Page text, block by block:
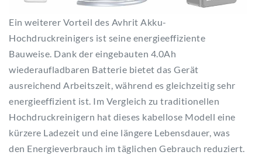
Ein weiterer Vorteil des Avhrit Akku-
Hochdruckreinigers ist seine energieeffiziente
Bauweise. Dank der eingebauten 4.0Ah
wiederaufladbaren Batterie bietet das Gerät
ausreichend Arbeitszeit, während es gleichzeitig sehr
energieeffizient ist. Im Vergleich zu traditionellen
Hochdruckreinigern hat dieses kabellose Modell eine
kürzere Ladezeit und eine längere Lebensdauer, was
den Energieverbrauch im täglichen Gebrauch reduziert.